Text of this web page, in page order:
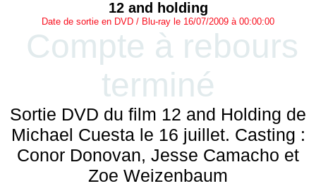
12 and holding
Date de sortie en DVD / Blu-ray le 16/07/2009 à 00:00:00
Compte à rebours
terminé
Sortie DVD du film 12 and Holding de
Michael Cuesta le 16 juillet. Casting :
Conor Donovan, Jesse Camacho et
Zoe Weizenbaum